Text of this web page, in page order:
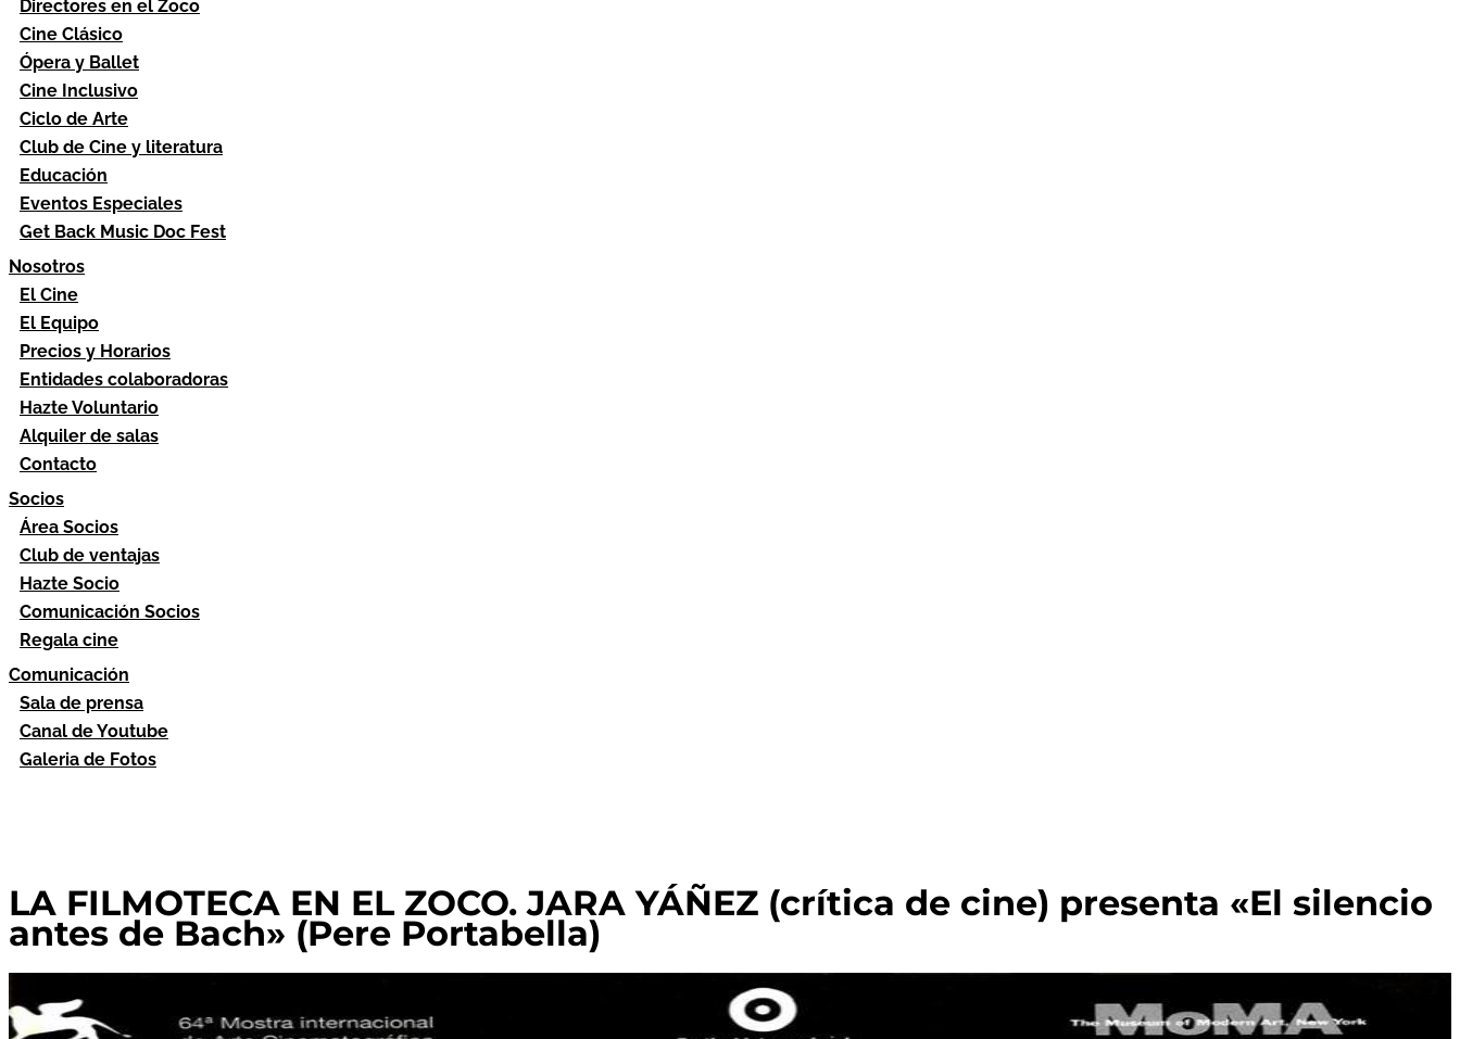
Directores en el Zoco
Cine Clásico
Ópera y Ballet
Cine Inclusivo
Ciclo de Arte
Club de Cine y literatura
Educación
Eventos Especiales
Get Back Music Doc Fest
Nosotros
El Cine
El Equipo
Precios y Horarios
Entidades colaboradoras
Hazte Voluntario
Alquiler de salas
Contacto
Socios
Área Socios
Club de ventajas
Hazte Socio
Comunicación Socios
Regala cine
Comunicación
Sala de prensa
Canal de Youtube
Galeria de Fotos
LA FILMOTECA EN EL ZOCO. JARA YÁÑEZ (crítica de cine) presenta «El silencio
antes de Bach» (Pere Portabella)